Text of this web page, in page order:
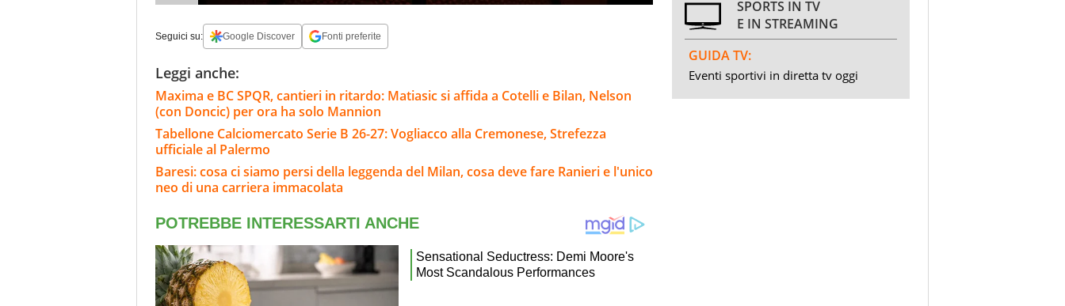
Seguici su: Google Discover Fonti preferite
Leggi anche:
Maxima e BC SPQR, cantieri in ritardo: Matiasic si affida a Cotelli e Bilan, Nelson
(con Doncic) per ora ha solo Mannion
Tabellone Calciomercato Serie B 26-27: Vogliacco alla Cremonese, Strefezza
ufficiale al Palermo
Baresi: cosa ci siamo persi della leggenda del Milan, cosa deve fare Ranieri e l'unico
neo di una carriera immacolata
SPORTS IN TV
E IN STREAMING
GUIDA TV:
Eventi sportivi in diretta tv oggi